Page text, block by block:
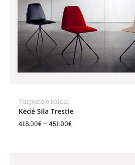
Valgomojo baldai
Kėdė Sila Trestle
418.00€ –451.00€